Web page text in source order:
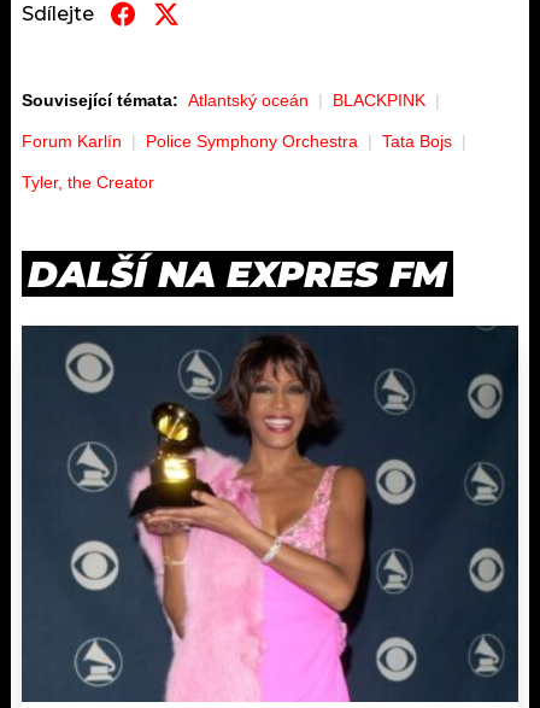
Sdílejte
Související témata: Atlantský oceán BLACKPINK
Forum Karlín Police Symphony Orchestra Tata Bojs
Tyler, the Creator
DALŠÍ NA EXPRES FM